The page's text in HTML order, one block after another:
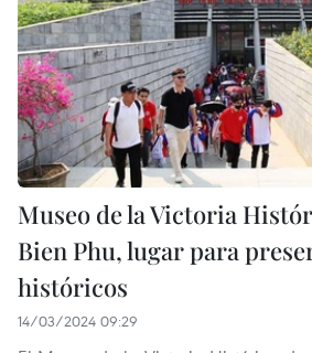
Museo de la Victoria
Bien Phu, lugar para
históricos
14/03/2024 09:29